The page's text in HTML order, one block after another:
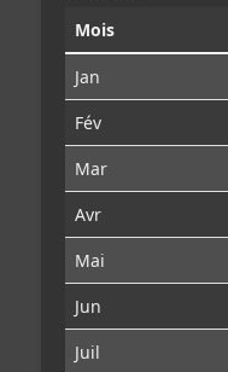
Mois
Jan
Fév
Mar
Avr
Mai
Jun
Juil